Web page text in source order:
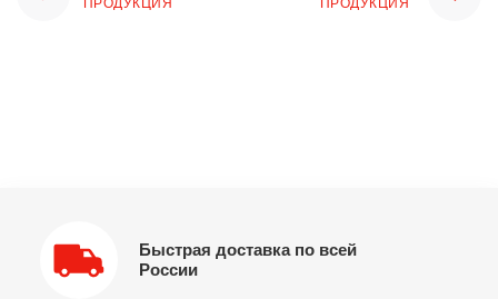
Быстрая доставка по всей
России